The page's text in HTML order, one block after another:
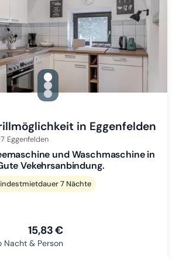
gallery.slide_selector
Zu Slide 1 wechseln
Zu Slide 2 wechseln
Zu Slide 3 wechseln
in Eggenfelden
Eggenfelden
und Waschmaschine in
Vekehrsanbindung.
7 Nächte
15,83 €
Nacht & Person